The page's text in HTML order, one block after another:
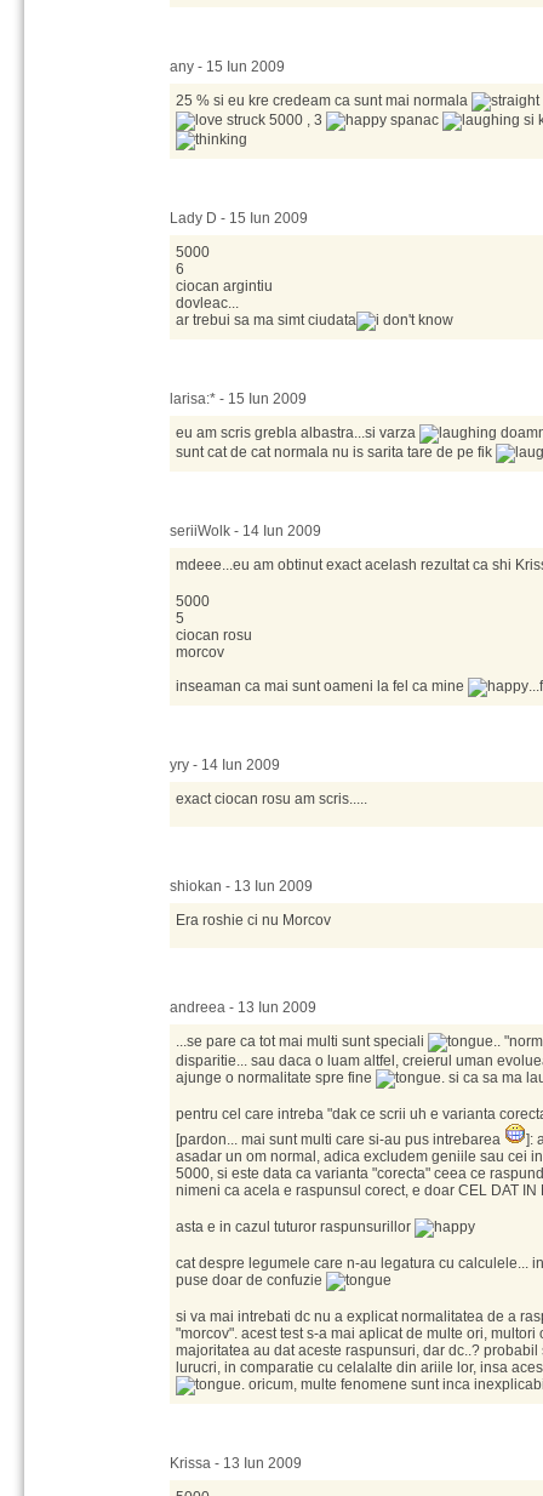
any - 15 Iun 2009
25 % si eu kre credeam ca sunt mai normala
5000 , 3
spanac si
Lady D - 15 Iun 2009
5000
6
ciocan argintiu
dovleac...
ar trebui sa ma simt ciudata
larisa:* - 15 Iun 2009
eu am scris grebla albastra...si varza
sunt cat de cat normala nu is sarita tare de pe fik
seriiWolk - 14 Iun 2009
mdeee...eu am obtinut exact acelash rezultat ca shi
5000
5
ciocan rosu
morcov
inseaman ca mai sunt oameni la fel ca mine
yry - 14 Iun 2009
exact ciocan rosu am scris.....
shiokan - 13 Iun 2009
Era roshie ci nu Morcov
andreea - 13 Iun 2009
...se pare ca tot mai multi sunt speciali
..
disparitie... sau daca o luam altfel, creierul uman
ajunge o normalitate spre fine
. si ca sa ma
pentru cel care intreba "dak ce scrii uh e varianta
[pardon... mai sunt multi care si-au pus intrebarea
]:
asadar un om normal, adica excludem geniile sau cei
5000, si este data ca varianta "corecta" ceea ce
nimeni ca acela e raspunsul corect, e doar CEL DAT
asta e in cazul tuturor raspunsurillor
cat despre legumele care n-au legatura cu calculele...
puse doar de confuzie
si va mai intrebati dc nu a explicat normalitatea de a
"morcov". acest test s-a mai aplicat de multe ori, multori
majoritatea au dat aceste raspunsuri, dar dc..?
lurucri, in comparatie cu celalalte din ariile lor, insa
. oricum, multe fenomene sunt inca
Krissa - 13 Iun 2009